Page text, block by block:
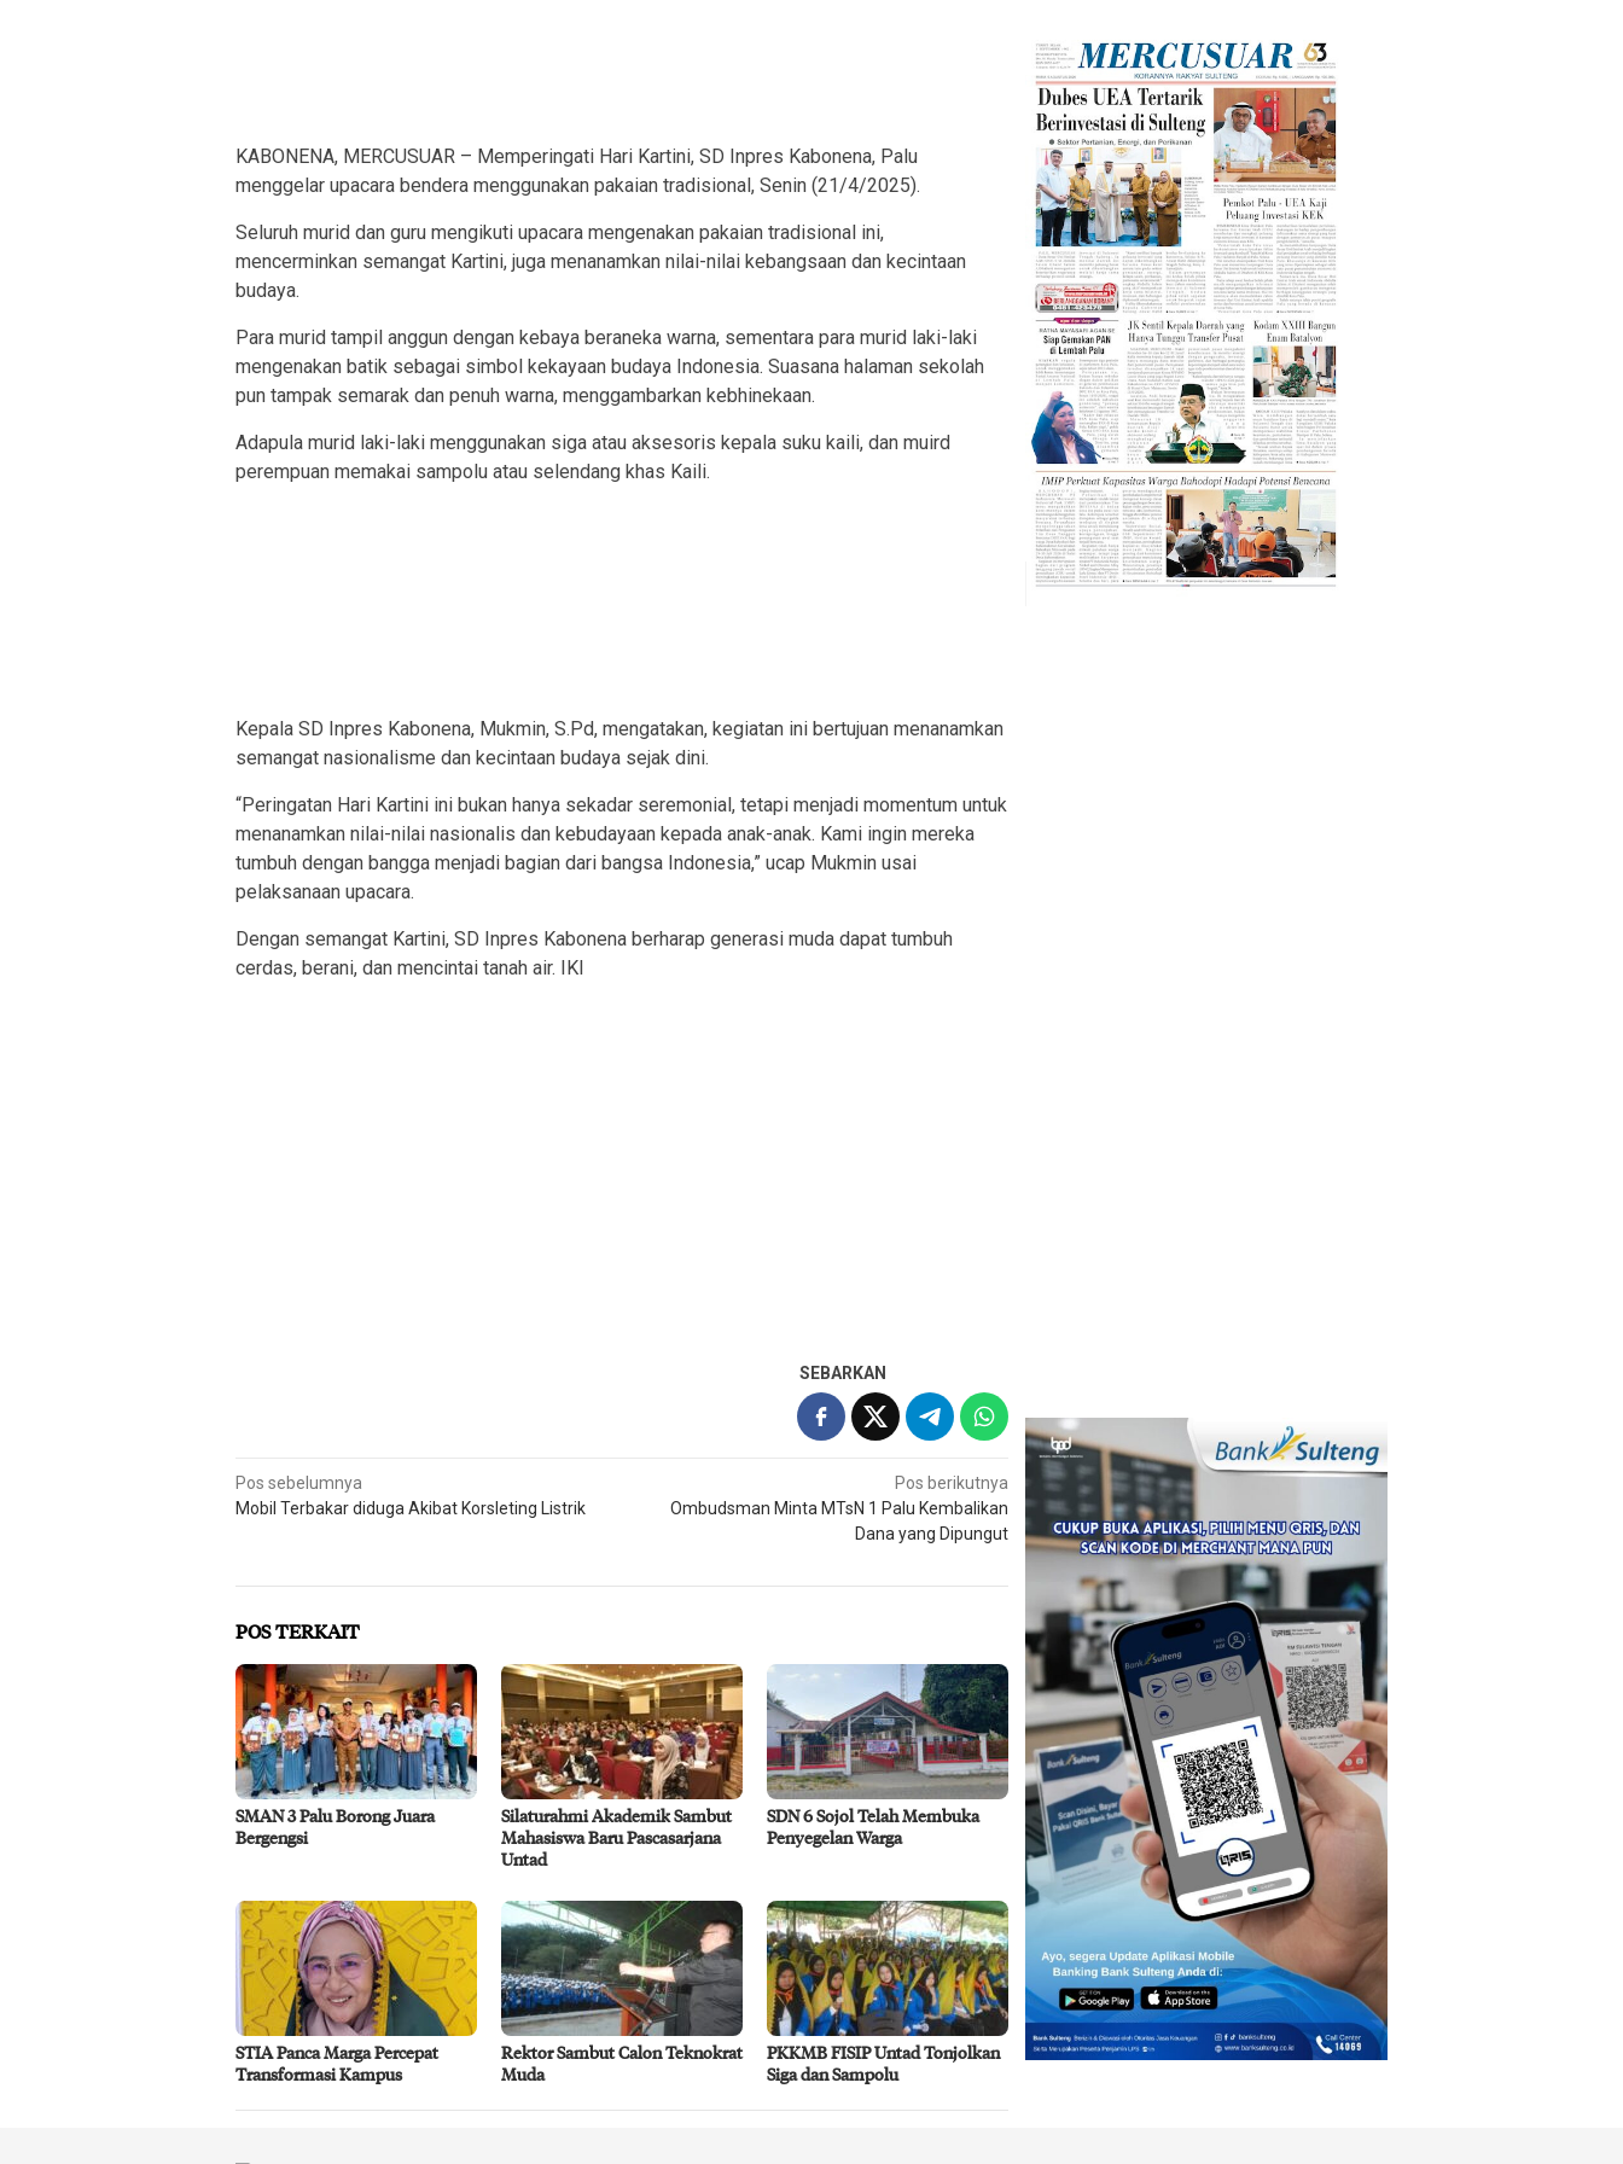
KABONENA, MERCUSUAR – Memperingati Hari Kartini, SD Inpres Kabonena, Palu
menggelar upacara bendera menggunakan pakaian tradisional, Senin (21/4/2025).
Seluruh murid dan guru mengikuti upacara mengenakan pakaian tradisional ini,
mencerminkan semangat Kartini, juga menanamkan nilai-nilai kebangsaan dan kecintaan
budaya.
Para murid tampil anggun dengan kebaya beraneka warna, sementara para murid laki-laki
mengenakan batik sebagai simbol kekayaan budaya Indonesia. Suasana halaman sekolah
pun tampak semarak dan penuh warna, menggambarkan kebhinekaan.
Adapula murid laki-laki menggunakan siga atau aksesoris kepala suku kaili, dan muird
perempuan memakai sampolu atau selendang khas Kaili.
Kepala SD Inpres Kabonena, Mukmin, S.Pd, mengatakan, kegiatan ini bertujuan menanamkan
semangat nasionalisme dan kecintaan budaya sejak dini.
“Peringatan Hari Kartini ini bukan hanya sekadar seremonial, tetapi menjadi momentum untuk
menanamkan nilai-nilai nasionalis dan kebudayaan kepada anak-anak. Kami ingin mereka
tumbuh dengan bangga menjadi bagian dari bangsa Indonesia,” ucap Mukmin usai
pelaksanaan upacara.
Dengan semangat Kartini, SD Inpres Kabonena berharap generasi muda dapat tumbuh
cerdas, berani, dan mencintai tanah air. IKI
SEBARKAN
Navigasi
pos
Pos sebelumnya
Mobil Terbakar diduga Akibat Korsleting Listrik
Pos berikutnya
Ombudsman Minta MTsN 1 Palu Kembalikan
Dana yang Dipungut
POS TERKAIT
SMAN 3 Palu Borong Juara
Bergengsi
Silaturahmi Akademik Sambut
Mahasiswa Baru Pascasarjana
Untad
SDN 6 Sojol Telah Membuka
Penyegelan Warga
STIA Panca Marga Percepat
Transformasi Kampus
Rektor Sambut Calon Teknokrat
Muda
PKKMB FISIP Untad Tonjolkan
Siga dan Sampolu